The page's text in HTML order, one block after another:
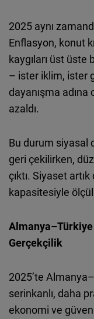
2025 aynı
Enflasyon, konut
kaygıları üst
– ister iklim, ister
dayanışma
azaldı.
Bu durum siyasal
geri çekilirken,
çıktı. Siyaset
kapasitesiyle
Gerçekçilik
2025’te
serinkanlı, daha
ekonomi ve